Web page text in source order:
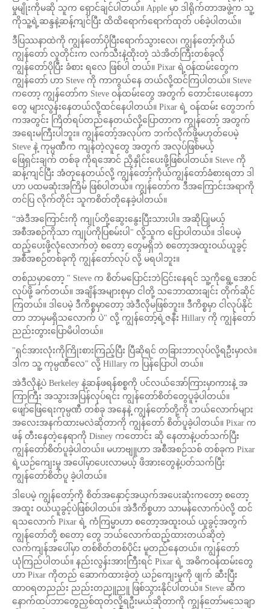
မှုမျိုးကိုမဆို သူက ရှောင်ချင်ပါတယ်။ Apple မှာ ဒါရိုက်တာအဖွဲ့က သူ့
ကိုသူ့ရဲ့ဆန္ဒနဲ့ဆန့်ကျင်ပြီး ထိထိရောက်ရောက်ထုတ် ပစ်ခဲ့ပါတယ်။
ဒီပြဿနာထဲကို ကျွန်တော်ပိုပြီးရောက်သွားလေ၊ ကျွန်တော့်ကိုယ်
ကျွန်တော် လူတိုင်းက လက်သီးနဲ့ထိုးတဲ့ သဲအိတ်ကြီးတစ်ခုလို
ကျွန်တော်ပိုပြီး ခံစား ရလေ ဖြစ်ပါ တယ်။ Pixar ရဲ့ဝန်ထမ်းတွေက
ကျွန်တော် ဟာ Steve ကို ကာကွယ်နေ တယ်လို့ထင်ကြပါတယ်။ Steve
ကတော့ ကျွန်တော်က Steve ဝန်ထမ်းတွေ အတွက် တောင်းပေးနေတာ
တွေ များလွန်းနေတယ်လို့ထင်နေပါတယ်။ Pixar ရဲ့ ဝန်ထမ်း တွေဘက်
ကအတွင်း ကြိတ်ရပ်တည်နေတယ်လို့ပြောတာက ကျွန်တော့် အတွက်
အရေးမကြီးပါဘူး။ ကျွန်တော့်အလုပ်က ဘက်လိုက်ဖို့မဟုတ်ပေမဲ့
Steve နဲ့ ကုမ္ပဏီက ကျန်တဲ့လူတွေ အတွက် အလုပ်ဖြစ်မယ့်
ဖြေရှင်းချက် တစ်ခု ကိုရအောင် ညှိနှိုင်းပေးဖို့ဖြစ်ပါတယ်။ Steve ကို
ဆန့်ကျင်ပြီး အံတုနေတယ်လို့ ကျွန်တော့်ကိုယ်ကျွန်တော်ခံစားရတာ ဒါ
ဟာ ပထမဆုံးအကြိမ် ဖြစ်ပါတယ်။ ကျွန်တော်က ဒီအကြောင်းအရာကို
တင်ပြ လိုက်တိုင်း သူကစိတ်တိုနေခဲ့ပါတယ်။
“အဲဒီအကြောင်းကို ကျုပ်တို့ဆွေးနွေးပြီးသားပါ။ အဆိုပြုမယ့်
အစီအစဉ်ကိုသာ ကျုပ်ကိုပြစမ်းပါ" လို့သူက ပြောပါတယ်။ ဒါပေမဲ့
ထည့်ပေးဖို့လုံလောက်တဲ့ စတော့ တွေမရှိဘဲ စတော့အထူးဝယ်ယူခွင့်
အစီအစဉ်တစ်ခုကို ကျွန်တော်လုပ် လို့ မရပါဘူး။
တစ်ညမှာတော့ " Steve က စိတ်မပြောင်းဘဲငြင်းနေရင် သူ့ကိုရွေ့အောင်
လုပ်ဖို့ ခက်တယ်။ အချိန်အများစုမှာ ငါတို့ သဘောထားချင်း တိုက်ဆိုင်
ကြတယ်။ ဒါပေမဲ့ ဒီကိစ္စမှာတော့ အဲဒီလိုမဖြစ်ဘူး။ ဒီကိစ္စမှာ ငါလုပ်နိုင်
တာ ဘာမှမရှိသလောက် ပဲ" လို့ ကျွန်တော့်ရဲ့ဇနီး Hillary ကို ကျွန်တော်
ညည်းတွားပြောမိပါတယ်။
"ရှင်အားလုံးကိုကြိုးစားကြည့်ပြီး ပြီဆိုရင် တခြားဘာလုပ်လို့ရဦးမှာလဲ။
ဒါက သူ့ ကုမ္ပဏီလေ" လို့ Hillary က ပြန်ပြောပါ တယ်။
အဲဒီလိုနဲ့ပဲ Berkeley နဲ့ဆန်ဖရန်စစ္စကို ပင်လယ်အော်ကြားမှာကားနဲ့ အ
ကြာကြီး အသွားအပြန်လုပ်ရင်း ကျွန်တော်စိတ်တွေပူခဲ့ပါတယ်။
ဖျော်ဖြေရေးကုမ္ပဏီ တစ်ခု အနေနဲ့ ကျွန်တော်တို့ကို ဘယ်လောက်များ
အလေးအနက်ထားမလဲဆိုတာကို ကျွန်တော် စိတ်ပူခဲ့ပါတယ်။ Pixar က
ဖန် တီးနေတဲ့နေရာကို Disney ကတောင်း ဆို နေတာနဲ့ပတ်သက်ပြီး
ကျွန်တော်စိတ်ပူခဲ့ပါတယ်။ မဟာဗျူဟာ အစီအစဉ်သစ် တစ်ခုက Pixar
ရဲ့ယဉ်ကျေးမှု အပေါ်မှာပေးလာမယ့် ဖိအားတွေနဲ့ပတ်သက်ပြီး
ကျွန်တော်စိတ်ပူ ခဲ့ပါတယ်။
ဒါပေမဲ့ ကျွန်တော့်ကို စိတ်အနှောင့်အယှက်အပေးဆုံးကတော့ စတော့
အထူး ဝယ်ယူခွင့်ပဲဖြစ်ပါတယ်။ အဲဒီကိစ္စဟာ သာမန်လောက်ပဲလို့ ထင်
ရသလောက် Pixar ရဲ့ ကံကြမ္မာဟာ စတော့အထူးဝယ် ယူခွင့်အတွက်
ကျွန်တော်တို့ စတော့ တွေ ဘယ်လောက်ထည့်ထားတယ်ဆိုတဲ့
လက်ကျန်အပေါ်မှာ တစ်စိတ်တစ်ပိုင်း မူတည်နေတယ်။ ကျွန်တော်
ယုံကြည်ပါတယ်။ နည်းလွန်းအားကြီးရင် Pixar ရဲ့ အဓိကဝန်ထမ်းတွေ
ဟာ Pixar ကိုတည် ဆောက်ထားခဲ့တဲ့ ယဉ်ကျေးမှုကို ဖျက် ဆီးပြီး
ထာဝရတညည်း ညည်းတညူညူ ဖြစ်သွားနိုင်ပါတယ်။ Steve ဆီက
နောက်ထပ်ဘာတွေညှစ်ထုတ်လို့ရဦးမယ်ဆိုတာကို ကျွန်တော်မသေချာ